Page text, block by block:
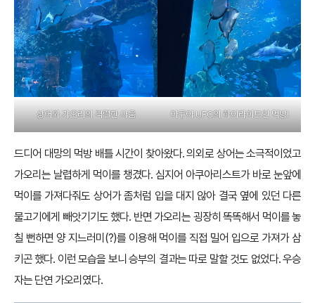
상어와 가오리의 격렬한 싸움 아쿠아 UFC의 하이라이트인 먹방!
드디어 대망의 먹방 배틀 시간이 찾아왔다. 의외로 상어는 소극적이었고
가오리는 날렵하게 먹이를 챙겼다. 심지어 아쿠아리스트가 바로 눈앞에
먹이를 가져다줘도 상어가 좀처럼 입을 대지 않아 결국 옆에 있던 다른
물고기에게 빼앗기기도 했다. 반면 가오리는 굉장히 똑똑해서 먹이를 놓
칠 뻔하면 양 지느러미(?)를 이용해 먹이를 직접 밀어 입으로 가져가 삼
키곤 했다. 이런 모습을 보니 승부의 결과는 따로 말할 것도 없었다. 우승
자는 단연 가오리였다.